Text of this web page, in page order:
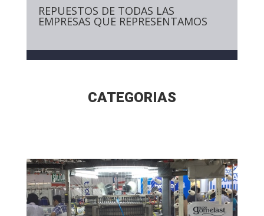
REPUESTOS DE TODAS LAS
EMPRESAS QUE REPRESENTAMOS
CATEGORIAS